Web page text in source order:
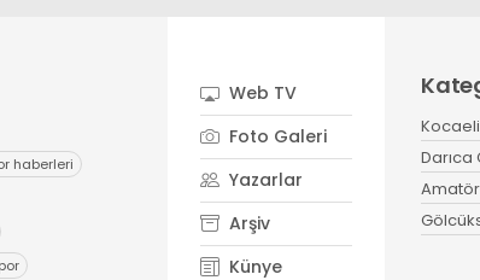
haberleri
Web TV
Foto Galeri
Yazarlar
Arşiv
Künye
Darıca